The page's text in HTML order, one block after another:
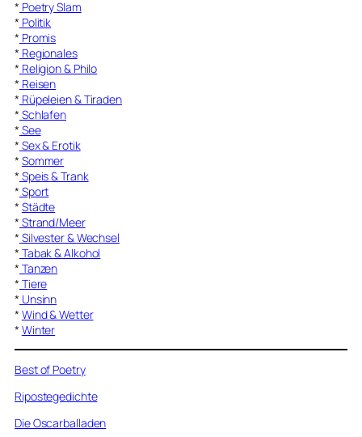
* Poetry Slam
* Politik
* Promis
* Regionales
* Religion & Philo
* Reisen
* Rüpeleien & Tiraden
* Schlafen
* See
* Sex & Erotik
* Sommer
* Speis & Trank
* Sport
* Städte
* Strand/Meer
* Silvester & Wechsel
* Tabak & Alkohol
* Tanzen
* Tiere
* Unsinn
* Wind & Wetter
* Winter
Best of Poetry
Ripostegedichte
Die Oscarballaden